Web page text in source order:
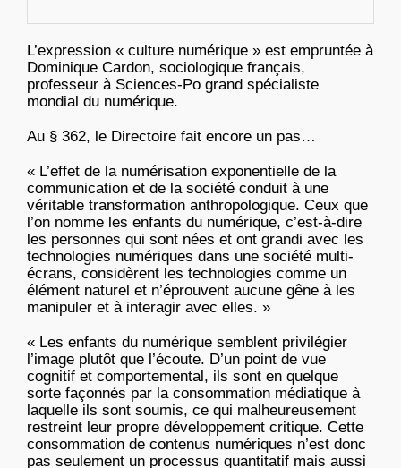
L’expression « culture numérique » est empruntée à
Dominique Cardon, sociologique français,
professeur à Sciences-Po grand spécialiste
mondial du numérique.
Au § 362, le Directoire fait encore un pas…
« L’effet de la numérisation exponentielle de la
communication et de la société conduit à une
véritable transformation anthropologique. Ceux que
l’on nomme les enfants du numérique, c’est-à-dire
les personnes qui sont nées et ont grandi avec les
technologies numériques dans une société multi-
écrans, considèrent les technologies comme un
élément naturel et n’éprouvent aucune gêne à les
manipuler et à interagir avec elles. »
« Les enfants du numérique semblent privilégier
l’image plutôt que l’écoute. D’un point de vue
cognitif et comportemental, ils sont en quelque
sorte façonnés par la consommation médiatique à
laquelle ils sont soumis, ce qui malheureusement
restreint leur propre développement critique. Cette
consommation de contenus numériques n’est donc
pas seulement un processus quantitatif mais aussi